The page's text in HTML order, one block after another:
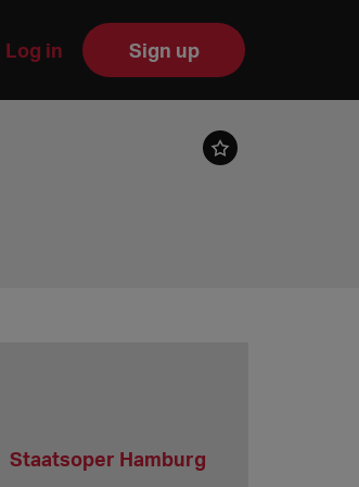
Log in Sign up
Staatsoper Hamburg